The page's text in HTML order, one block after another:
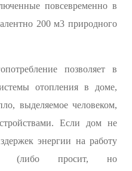
повсевременно в
200 м3 природного
позволяет в
отопления в доме,
выделяемое человеком,
Если дом не
энергии на работу
(либо просит, но